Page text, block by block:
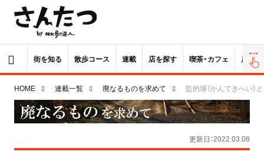
街を知る 散歩コース 連載 店を探す 喫茶・カフェ 居酒屋
HOME 連載一覧 廃なるものを求めて 監的塀（かんてきへい
更新日：2022.03.08